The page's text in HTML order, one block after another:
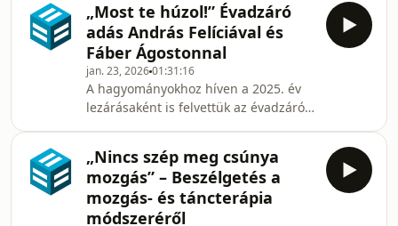
„Most te húzol!” Évadzáró
adás András Felíciával és
Fáber Ágostonnal
jan. 23, 202601:31:16
A hagyományokhoz híven a 2025. év
lezárásaként is felvettük az évadzáró
hangvétellel. Ezúttal a
nyilvánosságban megjelenő,
különböző életmód-tanácsadók és
influenszerek által népszerűsített
„Nincs szép meg csúnya
mozgás” – Beszélgetés a
mozgás- és táncterápia
módszeréről